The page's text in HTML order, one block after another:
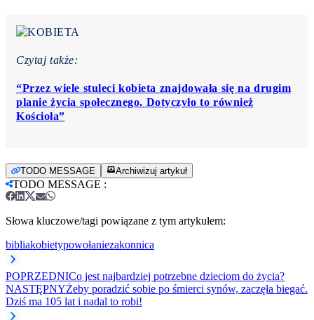
Czytaj także:
“Przez wiele stuleci kobieta znajdowała się na drugim
planie życia społecznego. Dotyczyło to również
Kościoła”
TODO MESSAGE Archiwizuj artykuł
TODO MESSAGE :
Słowa kluczowe/tagi powiązane z tym artykułem:
bibliakobietypowołaniezakonnica
POPRZEDNICo jest najbardziej potrzebne dzieciom do życia?
NASTĘPNYŻeby poradzić sobie po śmierci synów, zaczęła biegać.
Dziś ma 105 lat i nadal to robi!